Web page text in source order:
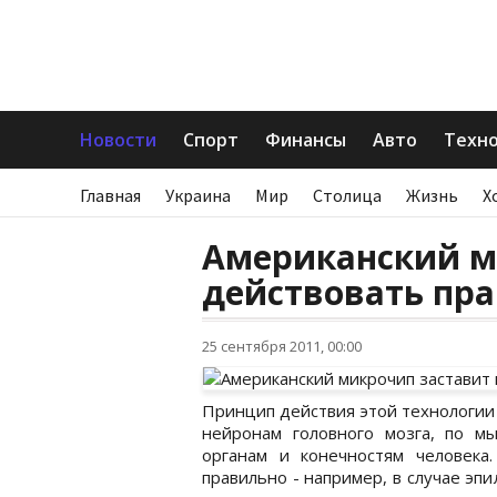
Новости Спорт Финансы Авто
Главная Украина Мир Столица Жизнь
Американский
действовать
25 сентября 2011, 00:00
Принцип действия этой
нейронам головного мозга, по
органам и конечностям
правильно - например, в случае